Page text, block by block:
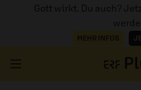
Gott wirkt. Du auch?
MEHR INFOS